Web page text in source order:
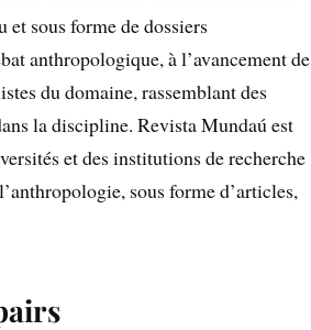
sous forme de dossiers
anthropologique, à l’avancement de
du domaine, rassemblant des
la discipline. Revista Mundaú est
et des institutions de recherche
sous forme d’articles,